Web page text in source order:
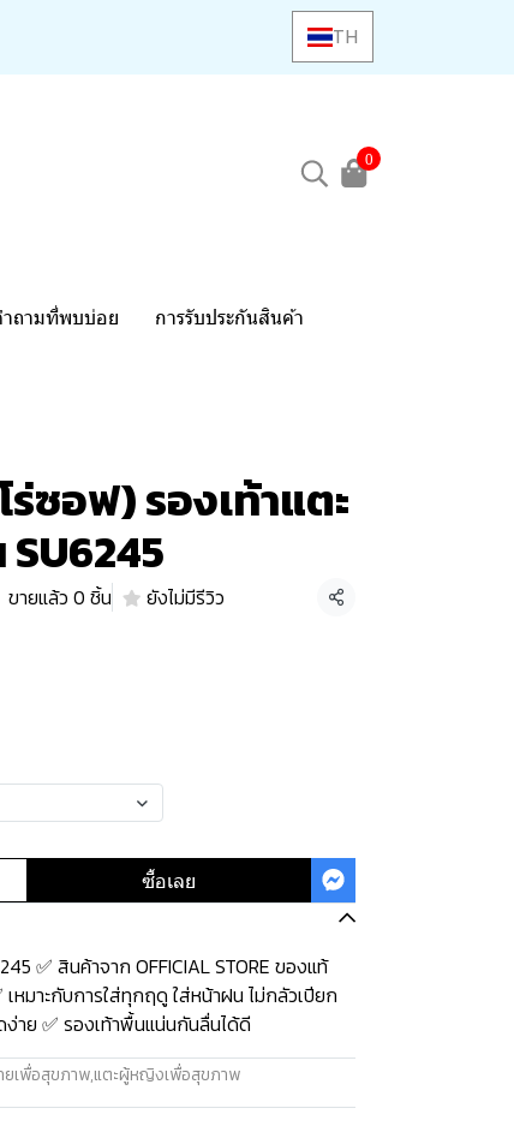
TH
0
ำถามที่พบบ่อย การรับประกันสินค้า
ซอฟ) รองเท้าแตะ
ขายแล้ว 0 ชิ้น ยังไม่มีรีวิว แชร์
ซื้อเลย
✅ สินค้าจาก OFFICIAL STORE ของแท้
เหมาะกับการใส่ทุกฤดู ใส่หน้าฝน ไม่กลัวเปียก
าย ✅ รองเท้าพื้นแน่นกันลื่นได้ดี
ยเพื่อสุขภาพ,แตะผู้หญิงเพื่อสุขภาพ